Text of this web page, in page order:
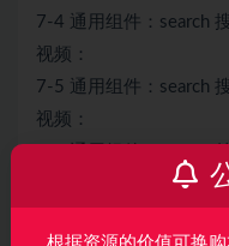
7-4 通用组件：search
视频：
7-5 通用组件：search
视频：